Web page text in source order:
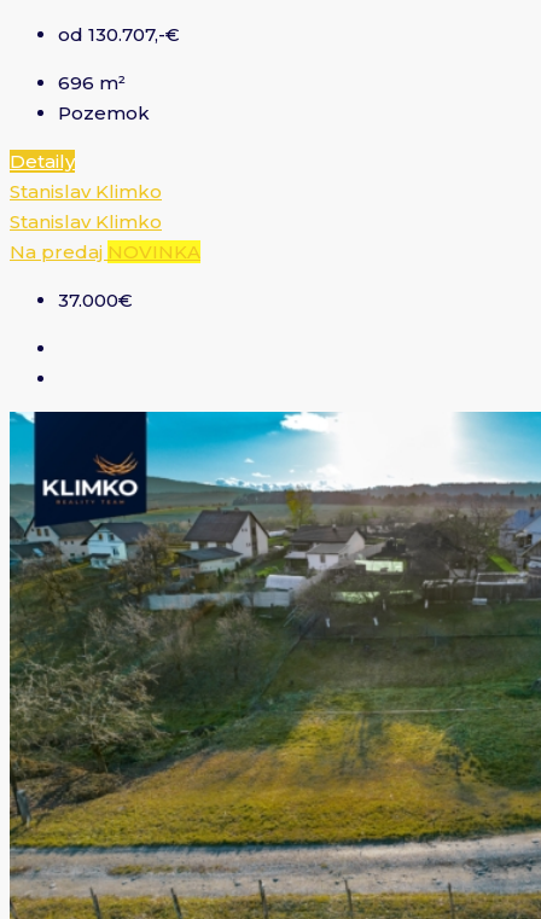
od 130.707,-€
696 m²
Pozemok
Detaily
Stanislav Klimko
Stanislav Klimko
Na predaj NOVINKA
37.000€